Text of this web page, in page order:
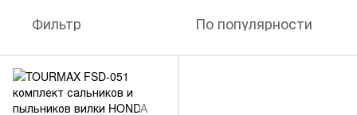
Фильтр По популярности